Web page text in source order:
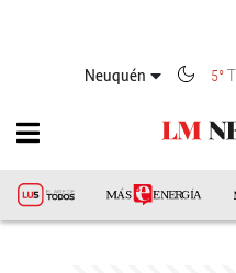
Neuquén 5°